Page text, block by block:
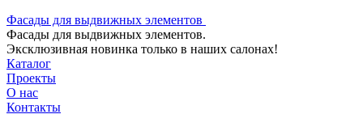
Фасады для выдвижных элементов
Фасады для выдвижных элементов.
Эксклюзивная новинка только в наших салонах!
Каталог
Проекты
О нас
Контакты